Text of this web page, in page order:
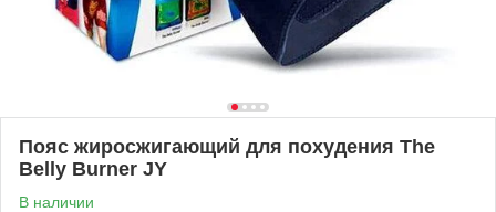
Пояс жиросжигающий для похудения The
Belly Burner JY
В наличии